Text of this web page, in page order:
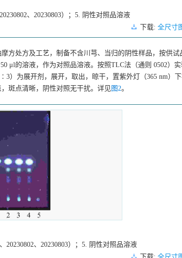
、20230803）；5. 阴性对照品溶液
下载: 全尺寸
方处方及工艺，制备不含川芎、当归的阴性样品，按供试
μl的溶液，作为对照品溶液。按照TLC法（通则 0502）
）为展开剂，展开，取出，晾干，置紫外灯（365 nm）
斑点清晰，阴性对照无干扰。详见 图2。
20230802、20230803）；5. 阴性对照品溶液